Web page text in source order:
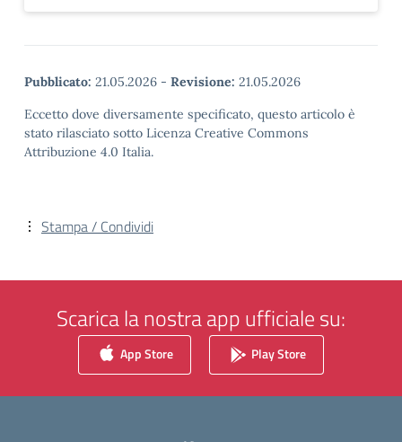
Pubblicato: 21.05.2026 - Revisione: 21.05.2026
Eccetto dove diversamente specificato, questo articolo è
stato rilasciato sotto Licenza Creative Commons
Attribuzione 4.0 Italia.
Stampa / Condividi
Scarica la nostra app ufficiale su:
App Store Play Store